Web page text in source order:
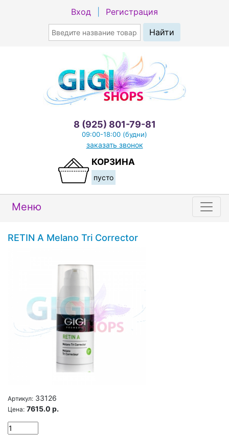
Вход Регистрация
8 (925) 801-79-81
09:00-18:00 (будни)
заказать звонок
КОРЗИНА
пусто
Меню
RETIN A Melano Tri Corrector
Артикул: 33126
Цена: 7615.0 р.